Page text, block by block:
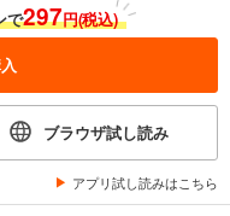
で297円(税込)
ブラウザ試し読み
アプリ試し読みはこちら